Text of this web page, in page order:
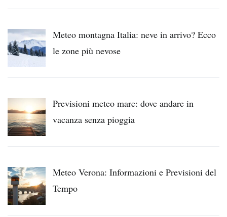
Meteo montagna Italia: neve in arrivo? Ecco
le zone più nevose
Previsioni meteo mare: dove andare in
vacanza senza pioggia
Meteo Verona: Informazioni e Previsioni del
Tempo